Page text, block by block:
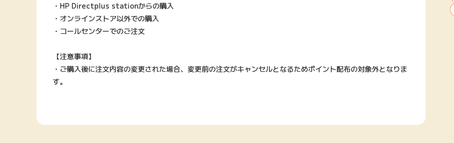
・HP Directplus stationからの購入
・オンラインストア以外での購入
・コールセンターでのご注文
【注意事項】
・ご購入後に注文内容の変更された場合、変更前の注文がキャンセルとなるためポイント配布の対象外となりま
す。